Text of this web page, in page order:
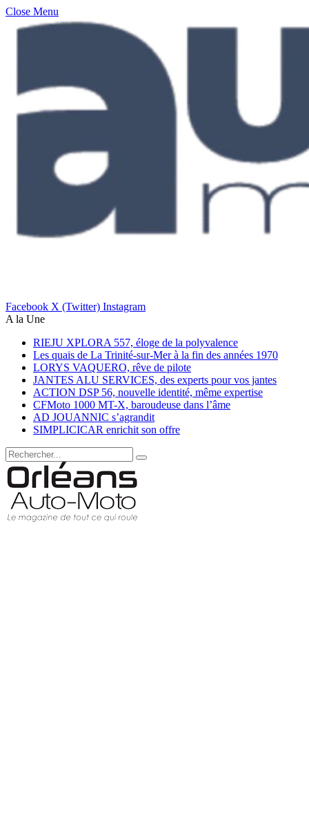
Close Menu
Facebook X (Twitter) Instagram
A la Une
RIEJU XPLORA 557, éloge de la polyvalence
Les quais de La Trinité-sur-Mer à la fin des années 1970
LORYS VAQUERO, rêve de pilote
JANTES ALU SERVICES, des experts pour vos jantes
ACTION DSP 56, nouvelle identité, même expertise
CFMoto 1000 MT-X, baroudeuse dans l’âme
AD JOUANNIC s’agrandit
SIMPLICICAR enrichit son offre